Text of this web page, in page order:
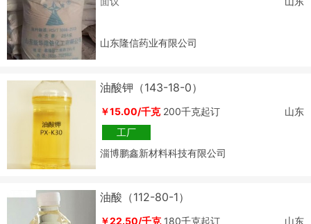
山东隆信药业有限公司
油酸钾（143-18-0）
￥15.00/千克200千克起订
山东
工厂
淄博鹏鑫新材料科技有限公司
油酸（112-80-1）
￥22.50/千克180千克起订
山东